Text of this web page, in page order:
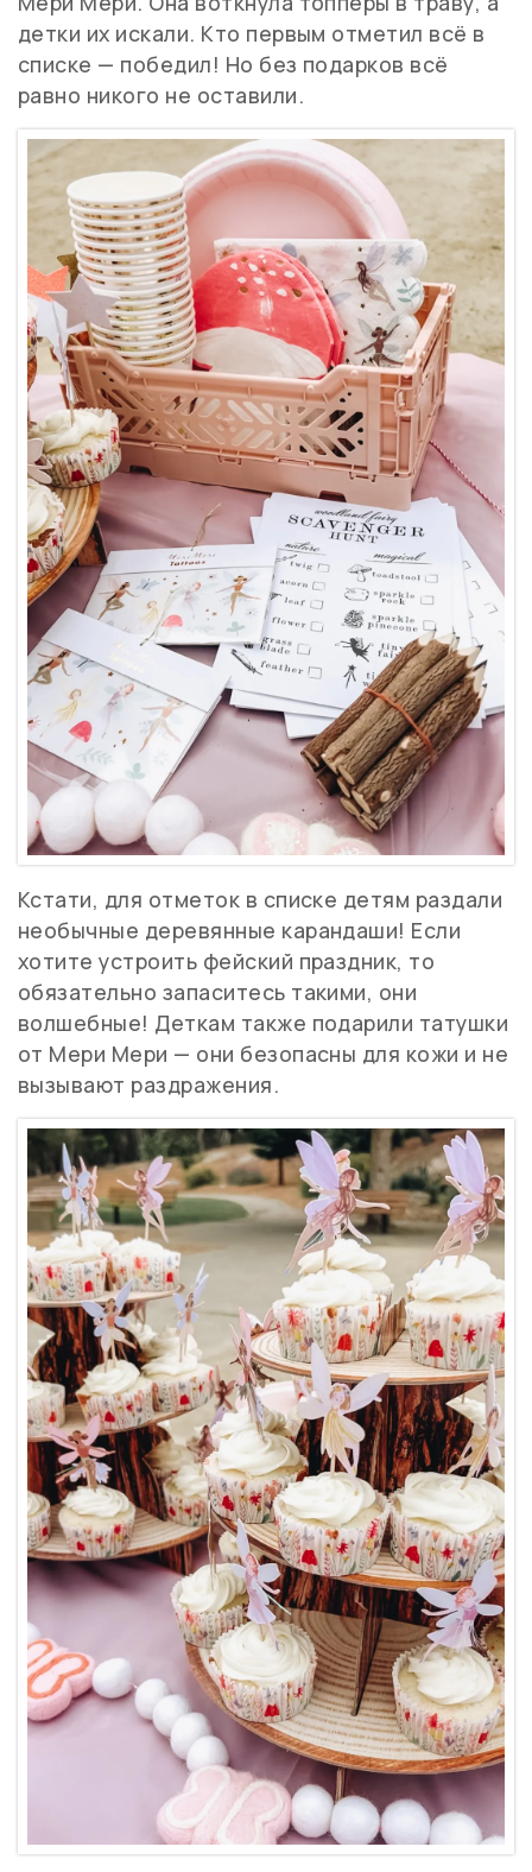
детки их искали. Кто первым отметил всё в
списке — победил! Но без подарков всё
равно никого не оставили.
Кстати, для отметок в списке детям раздали
необычные деревянные карандаши! Если
хотите устроить фейский праздник, то
обязательно запаситесь такими, они
волшебные! Деткам также подарили татушки
от Мери Мери — они безопасны для кожи и не
вызывают раздражения.